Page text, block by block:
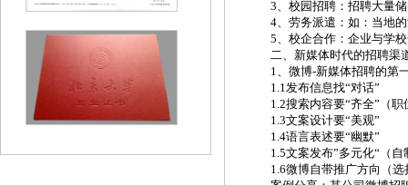
3、校园招聘：招聘大量
4、劳务派遣：如：当地
5、校企合作：企业与学
二、新媒体时代的招聘渠
1、微博-新媒体招聘的第
1.1发布信息找“对话”
1.2搜索内容要“齐全”（
1.3文案设计要“美观”
1.4语言表述要“幽默”
1.5文案发布”多元化“（
1.6微博自带推广方向（